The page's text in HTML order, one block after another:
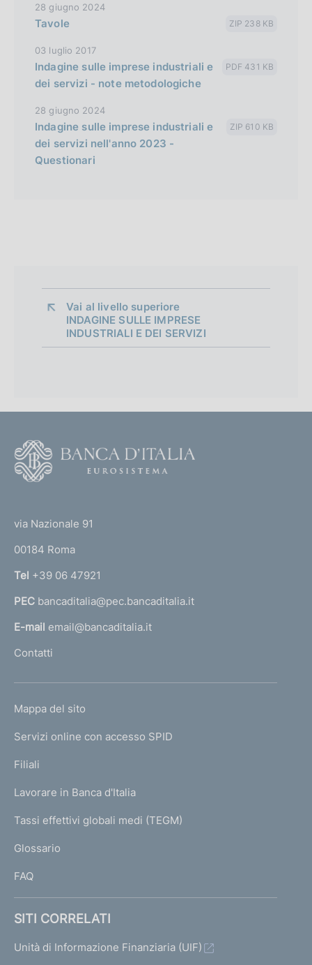
28 giugno 2024
Tavole ZIP 238 KB
03 luglio 2017
Indagine sulle imprese industriali e
dei servizi - note metodologiche
PDF 431 KB
28 giugno 2024
Indagine sulle imprese industriali e
dei servizi nell'anno 2023 -
Questionari
ZIP 610 KB
Vai al livello superiore
INDAGINE SULLE IMPRESE
INDUSTRIALI E DEI SERVIZI
r
n
a
l
m
e
a
g
via Nazionale 91
00184 Roma
Tel +39 06 47921
PEC bancaditalia@pec.bancaditalia.it
E-mail email@bancaditalia.it
Contatti
L
N
K
T
I
I
Mappa del sito
Servizi online con accesso SPID
Filiali
Lavorare in Banca d'Italia
Tassi effettivi globali medi (TEGM)
Glossario
FAQ
SITI CORRELATI
Unità di Informazione Finanziaria (UIF)